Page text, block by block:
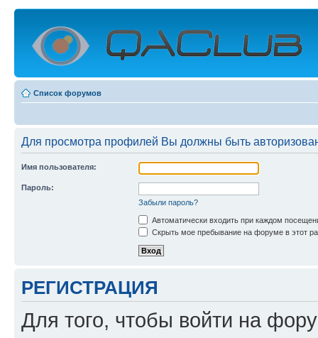
Список форумов
Для просмотра профилей Вы должны быть
Имя пользователя:
Пароль:
Забыли пароль?
Автоматически входить при каждом
Скрыть мое пребывание на форуме в этот
РЕГИСТРАЦИЯ
Для того, чтобы войти на